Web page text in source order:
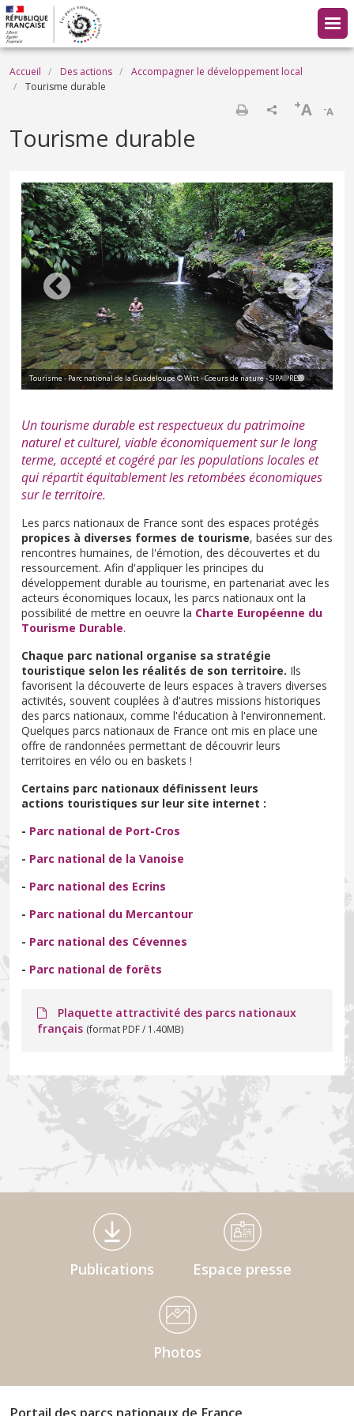
Aller au contenu principal
Fil d'Ariane
Accueil Des actions
Accompagner le développement local
Tourisme durable
-A
+A
Tourisme durable
Tourisme - Parc national de la Guadeloupe © Witt - Coeurs de nature - SIPA PRESS
Un tourisme durable est respectueux du patrimoine
naturel et culturel, viable économiquement sur le long
terme, accepté et cogéré par les populations locales et
qui répartit équitablement les retombées économiques
sur le territoire.
Les parcs nationaux de France sont des espaces protégés
propices à diverses formes de tourisme, basées sur des
rencontres humaines, de l'émotion, des découvertes et du
ressourcement. Afin d'appliquer les principes du
développement durable au tourisme, en partenariat avec les
acteurs économiques locaux, les parcs nationaux ont la
possibilité de mettre en oeuvre la Charte Européenne du
Tourisme Durable.
Chaque parc national organise sa stratégie
touristique selon les réalités de son territoire. Ils
favorisent la découverte de leurs espaces à travers diverses
activités, souvent couplées à d'autres missions historiques
des parcs nationaux, comme l'éducation à l'environnement.
Quelques parcs nationaux de France ont mis en place une
offre de randonnées permettant de découvrir leurs
territoires en vélo ou en baskets !
Certains parc nationaux définissent leurs
actions touristiques sur leur site internet :
- Parc national de Port-Cros
- Parc national de la Vanoise
- Parc national des Ecrins
- Parc national du Mercantour
- Parc national des Cévennes
- Parc national de forêts
Plaquette attractivité des parcs nationaux
français (format PDF / 1.40MB)
Médiathèque Footer
Publications Espace presse
Photos